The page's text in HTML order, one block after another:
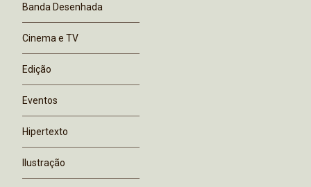
Banda Desenhada
Cinema e TV
Edição
Eventos
Hipertexto
Ilustração